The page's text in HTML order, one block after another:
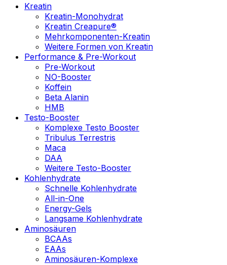
Kreatin
Kreatin-Monohydrat
Kreatin Creapure®
Mehrkomponenten-Kreatin
Weitere Formen von Kreatin
Performance & Pre-Workout
Pre-Workout
NO-Booster
Koffein
Beta Alanin
HMB
Testo-Booster
Komplexe Testo Booster
Tribulus Terrestris
Maca
DAA
Weitere Testo-Booster
Kohlenhydrate
Schnelle Kohlenhydrate
All-in-One
Energy-Gels
Langsame Kohlenhydrate
Aminosäuren
BCAAs
EAAs
Aminosäuren-Komplexe